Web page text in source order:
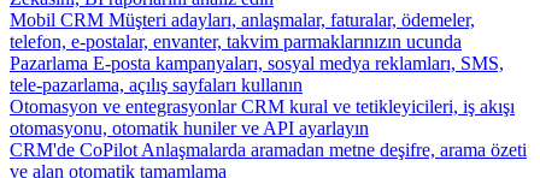
Mobil CRM Müşteri adayları, anlaşmalar, faturalar, ödemeler,
telefon, e-postalar, envanter, takvim parmaklarınızın ucunda
Pazarlama E-posta kampanyaları, sosyal medya reklamları, SMS,
tele-pazarlama, açılış sayfaları kullanın
Otomasyon ve entegrasyonlar CRM kural ve tetikleyicileri, iş akışı
otomasyonu, otomatik huniler ve API ayarlayın
CRM'de CoPilot Anlaşmalarda aramadan metne deşifre, arama özeti
ve alan otomatik tamamlama